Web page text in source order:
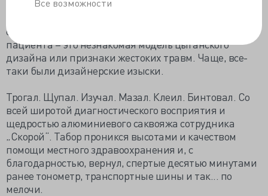
Все возможности
одежде, было сложно понять с первого взгляда на
пациента – это незнакомая модель цыганского
дизайна или признаки жестоких травм. Чаще, все-
таки были дизайнерские изыски.
Трогал. Щупал. Изучал. Мазал. Клеил. Бинтовал. Со
всей широтой диагностического восприятия и
щедростью алюминиевого саквояжа сотрудника
„Скорой“. Табор проникся высотами и качеством
помощи местного здравоохранения и, с
благодарностью, вернул, спертые десятью минутами
ранее тонометр, транспортные шины и так... по
мелочи.